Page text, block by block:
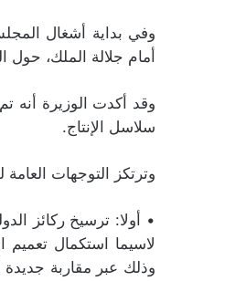
أمام جلالة الملك، حول
وقد أكدت الوزيرة
سلاسل الإنتاج.
وترتكز التوجهات العامة لمشروع
• أولا: ترسيخ ركائز
لاسيما استكمال تعميم
وذلك عبر مقاربة